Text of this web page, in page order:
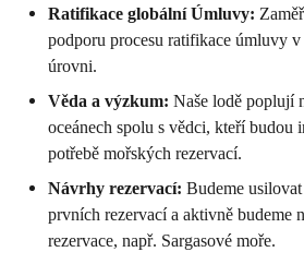
Ratifikace globální Úmluvy:
podporu procesu ratifikace úmluvy
úrovni.
Věda a výzkum: Naše lodě poplují
oceánech spolu s vědci, kteří budou
potřebě mořských rezervací.
Návrhy rezervací: Budeme
prvních rezervací a aktivně budeme
rezervace, např. Sargasové moře.